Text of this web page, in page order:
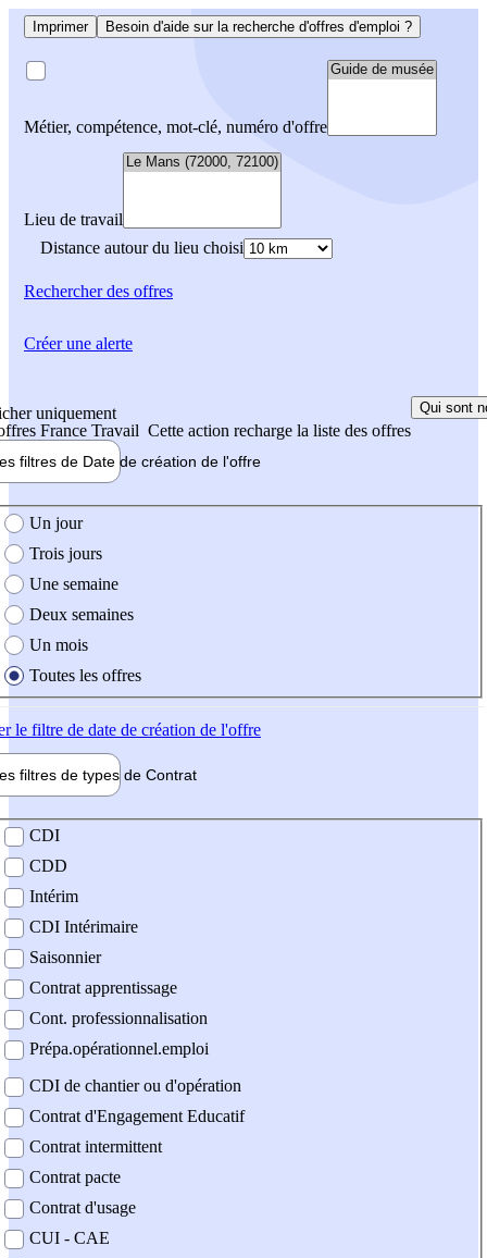
Imprimer Besoin d'aide sur la recherche d'offres d'emploi ?
Métier, compétence, mot-clé, numéro d'offre
Lieu de travail
Distance autour du lieu choisi
Rechercherdes offres
uniquement
France Travail Cette action recharge la liste des offres
Qui sont
filtres de Date de création de l'offre
création de l'offre
Un jour
Trois jours
Une semaine
Deux semaines
Un mois
Toutes les offres
le filtre de date de création de l'offre
filtres de types de Contrat
contrat
CDI
CDD
Intérim
CDI Intérimaire
Saisonnier
Contrat apprentissage
Cont. professionnalisation
Prépa.opérationnel.emploi
CDI de chantier ou d'opération
Contrat d'Engagement Educatif
Contrat intermittent
Contrat pacte
Contrat d'usage
CUI - CAE
Créer une alerte